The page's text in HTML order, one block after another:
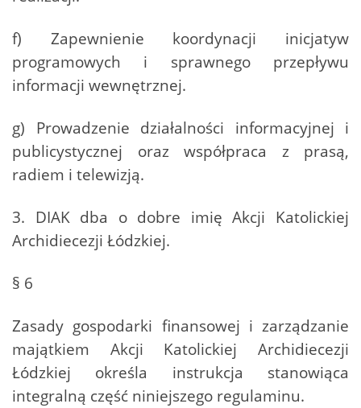
f) Zapewnienie koordynacji inicjatyw
programowych i sprawnego przepływu
informacji wewnętrznej.
g) Prowadzenie działalności informacyjnej i
publicystycznej oraz współpraca z prasą,
radiem i telewizją.
3. DIAK dba o dobre imię Akcji Katolickiej
Archidiecezji Łódzkiej.
§ 6
Zasady gospodarki finansowej i zarządzanie
majątkiem Akcji Katolickiej Archidiecezji
Łódzkiej określa instrukcja stanowiąca
integralną część niniejszego regulaminu.